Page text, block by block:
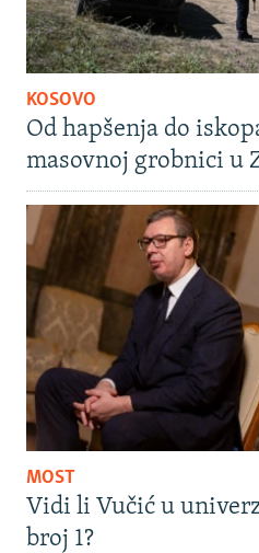
KOSOVO
Od hapšenja do
masovnoj grobnici u
MOST
Vidi li Vučić u
broj 1?